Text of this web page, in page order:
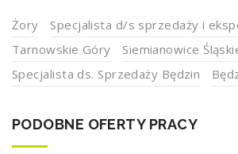
Żory
Specjalista d/s sprzedaży i
Tarnowskie Góry
Siemianowice
Specjalista ds. Sprzedaży Będzin
PODOBNE OFERTY PRACY